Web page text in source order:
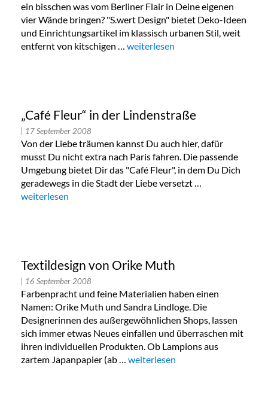
ein bisschen was vom Berliner Flair in Deine eigenen
vier Wände bringen? "S.wert Design" bietet Deko-Ideen
und Einrichtungsartikel im klassisch urbanen Stil, weit
entfernt von kitschigen … „„s.wert“ – Urbanes Design in
weiterlesen
„Café Fleur“ in der Lindenstraße
| 17 September 2008
Von der Liebe träumen kannst Du auch hier, dafür
musst Du nicht extra nach Paris fahren. Die passende
Umgebung bietet Dir das "Café Fleur", in dem Du Dich
geradewegs in die Stadt der Liebe versetzt …
„„Café Fleur“ in der Lindenstraße“
weiterlesen
Textildesign von Orike Muth
| 16 September 2008
Farbenpracht und feine Materialien haben einen
Namen: Orike Muth und Sandra Lindloge. Die
Designerinnen des außergewöhnlichen Shops, lassen
sich immer etwas Neues einfallen und überraschen mit
ihren individuellen Produkten. Ob Lampions aus
zartem Japanpapier (ab … „Textildesign von Orike Muth“
weiterlesen